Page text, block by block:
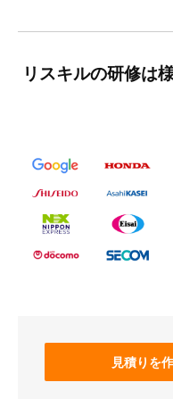
リスキルの研修は
見積りを